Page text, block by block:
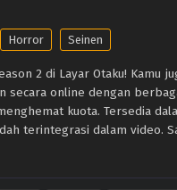
Horror Seinen
2 di Layar Otaku! Kamu
secara online dengan
kuota. Tersedia
terintegrasi dalam video.